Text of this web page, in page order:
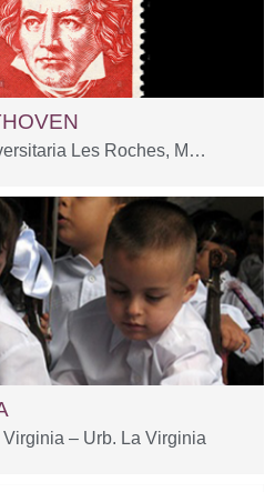
Roches, Marbella – Carr. Istán, Km. 1
Virginia – Urb. La Virginia